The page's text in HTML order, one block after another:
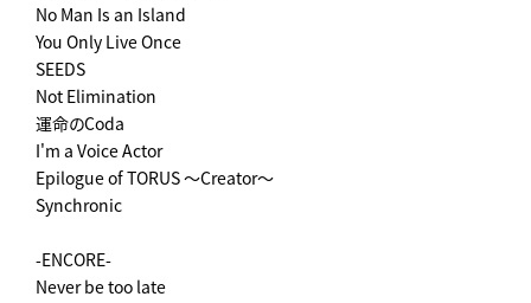
No Man Is an Island
You Only Live Once
SEEDS
Not Elimination
運命のCoda
I'm a Voice Actor
Epilogue of TORUS ～Creator～
Synchronic
-ENCORE-
Never be too late